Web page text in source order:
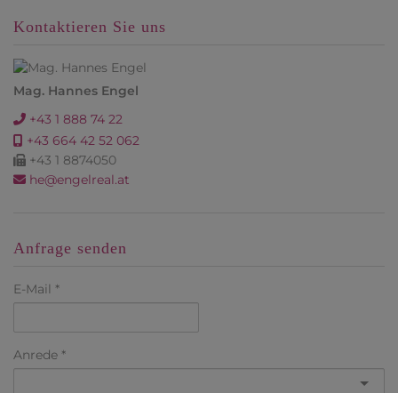
Kontaktieren Sie uns
Mag. Hannes Engel
+43 1 888 74 22
+43 664 42 52 062
+43 1 8874050
he@engelreal.at
Anfrage senden
E-Mail
Anrede